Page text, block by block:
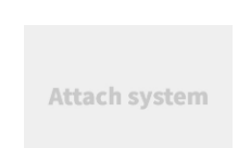
設置・調整